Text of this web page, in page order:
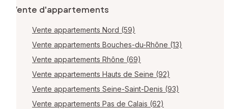
Vente d'appartements
Vente appartements Nord (59)
Vente appartements Bouches-du-Rhône (13)
Vente appartements Rhône (69)
Vente appartements Hauts de Seine (92)
Vente appartements Seine-Saint-Denis (93)
Vente appartements Pas de Calais (62)